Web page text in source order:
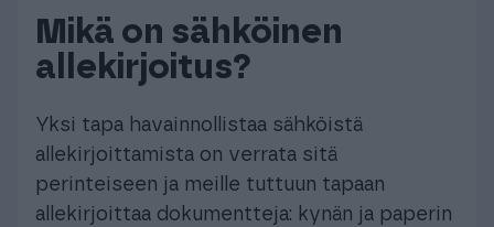
Mikä on sähköinen
allekirjoitus?
Yksi tapa havainnollistaa sähköistä
allekirjoittamista on verrata sitä
perinteiseen ja meille tuttuun tapaan
allekirjoittaa dokumentteja: kynän ja paperin